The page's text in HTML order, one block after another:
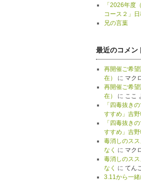
「2026年度
コース２」
兄の言葉
最近のコメン
再開催ご希
在）
に マク
再開催ご希
在）
に ここ
「四毒抜き
すすめ」吉
「四毒抜き
すすめ」吉
毒消しのス
なく に マク
毒消しのス
なく に てん
3.11から一